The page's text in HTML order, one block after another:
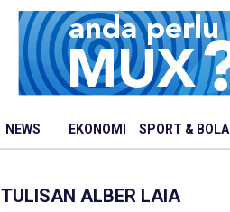
NEWS EKONOMI SPORT & BOLA
TULISAN ALBER LAIA